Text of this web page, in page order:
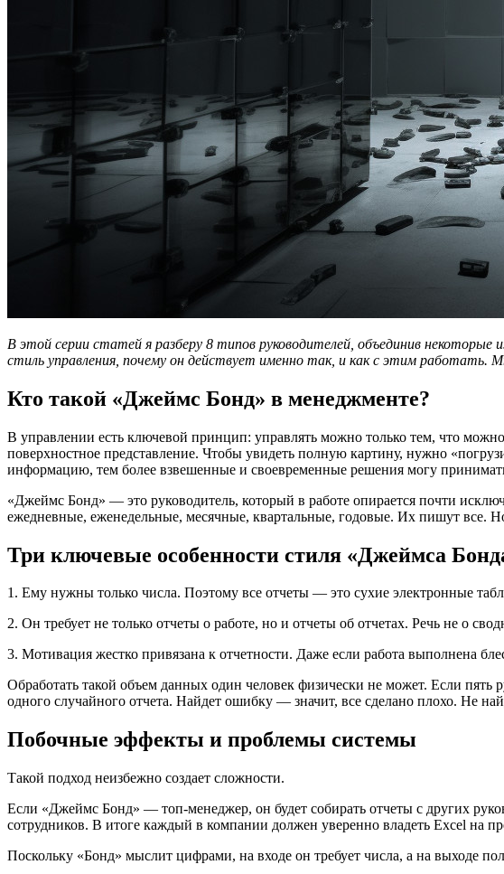
В этой серии статей я разберу 8 типов руководителей, объединив
стиль управления, почему он действует именно так, и как с этим
Кто такой «Джеймс Бонд» в менеджменте?
В управлении есть ключевой принцип: управлять можно только тем, что
поверхностное представление. Чтобы увидеть полную картину, нужно
информацию, тем более взвешенные и своевременные решения могу
«Джеймс Бонд» — это руководитель, который в работе опирается почти
ежедневные, еженедельные, месячные, квартальные, годовые. Их пишут все.
Три ключевые особенности стиля «Джеймса
1. Ему нужны только числа. Поэтому все отчеты — это сухие электронные
2. Он требует не только отчеты о работе, но и отчеты об отчетах. Речь не о
3. Мотивация жестко привязана к отчетности. Даже если работа выполнена
Обработать такой объем данных один человек физически не может. Если
одного случайного отчета. Найдет ошибку — значит, все сделано плохо. Не
Побочные эффекты и проблемы системы
Такой подход неизбежно создает сложности.
Если «Джеймс Бонд» — топ-менеджер, он будет собирать отчеты с других
сотрудников. В итоге каждый в компании должен уверенно владеть Excel на
Поскольку «Бонд» мыслит цифрами, на входе он требует числа, а на выходе